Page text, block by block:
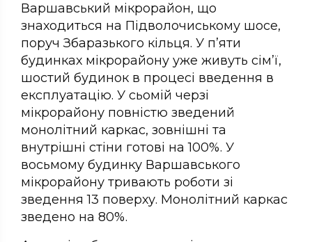
Варшавський мікрорайон, що
знаходиться на Підволочиському шосе,
поруч Збаразького кільця. У п’яти
будинках мікрорайону уже живуть сім’ї,
шостий будинок в процесі введення в
експлуатацію. У сьомій черзі
мікрорайону повністю зведений
монолітний каркас, зовнішні та
внутрішні стіни готові на 100%. У
восьмому будинку Варшавського
мікрорайону тривають роботи зі
зведення 13 поверху. Монолітний каркас
зведено на 80%.